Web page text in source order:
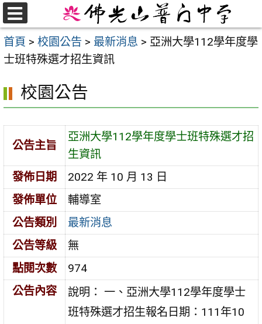
跳
至
主
要
首頁 > 校園公告 > 最新消息 > 亞洲大學112學年度學
士班特殊選才招生資訊
校園公告
公告主旨
亞洲大學112學年度學士班特殊選才招
生資訊
發佈日期
2022 年 10 月 13 日
發佈單位
輔導室
公告類別
最新消息
公告等級
無
點閱次數
974
公告內容
說明： 一、亞洲大學112學年度學士
班特殊選才招生報名日期：111年10
選
單